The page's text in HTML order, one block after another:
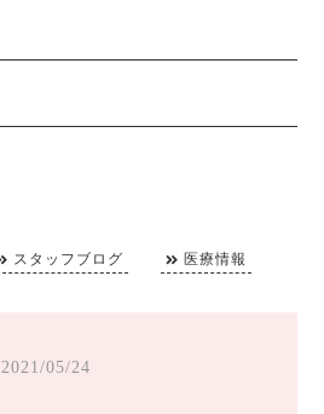
スタッフブログ 医療情報
2021/05/24